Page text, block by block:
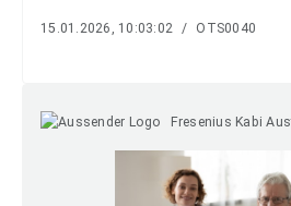
15.01.2026, 10:03:02 / OTS0040
Fresenius Kabi